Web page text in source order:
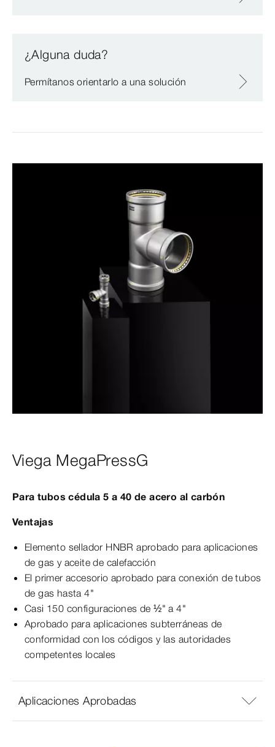
¿Alguna duda?
Permítanos orientarlo a una solución
Viega MegaPressG
Para tubos cédula 5 a 40 de acero al carbón
Ventajas
Elemento sellador HNBR aprobado para aplicaciones
de gas y aceite de calefacción
El primer accesorio aprobado para conexión de tubos
de gas hasta 4"
Casi 150 configuraciones de ½" a 4"
Aprobado para aplicaciones subterráneas de
conformidad con los códigos y las autoridades
competentes locales
Aplicaciones Aprobadas